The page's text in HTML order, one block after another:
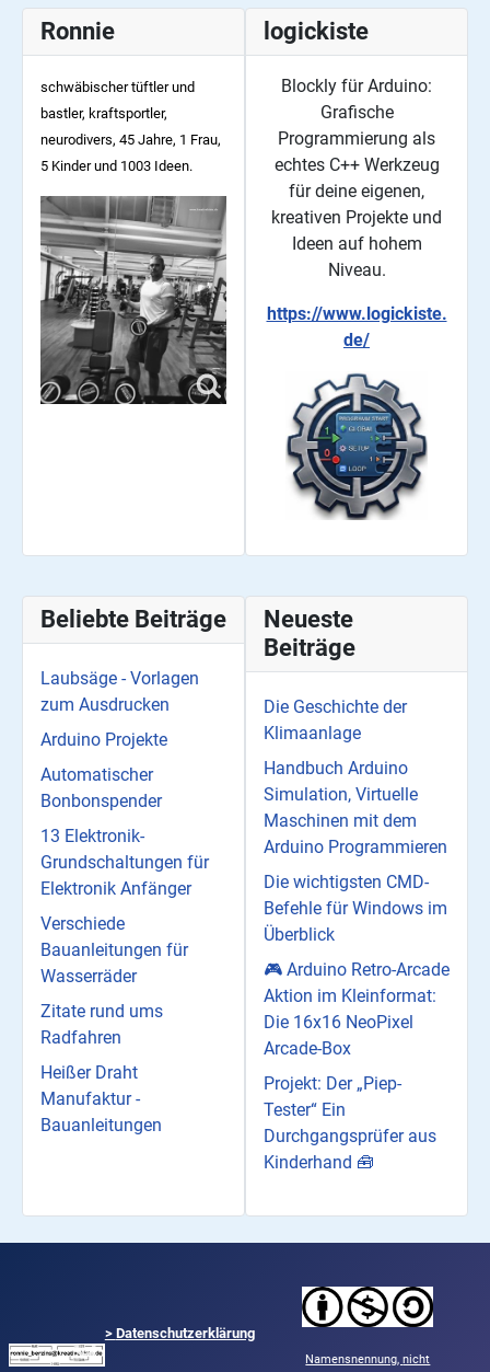
Ronnie
schwäbischer tüftler und
bastler, kraftsportler,
neurodivers, 45 Jahre, 1 Frau,
5 Kinder und 1003 Ideen.
logickiste
Blockly für Arduino:
Grafische
Programmierung als
echtes C++ Werkzeug
für deine eigenen,
kreativen Projekte und
Ideen auf hohem
Niveau.
https://www.logickiste.
de/
Beliebte Beiträge
Laubsäge - Vorlagen
zum Ausdrucken
Arduino Projekte
Automatischer
Bonbonspender
13 Elektronik-
Grundschaltungen für
Elektronik Anfänger
Verschiede
Bauanleitungen für
Wasserräder
Zitate rund ums
Radfahren
Heißer Draht
Manufaktur -
Bauanleitungen
Neueste
Beiträge
Die Geschichte der
Klimaanlage
Handbuch Arduino
Simulation, Virtuelle
Maschinen mit dem
Arduino Programmieren
Die wichtigsten CMD-
Befehle für Windows im
Überblick
🎮 Arduino Retro-Arcade
Aktion im Kleinformat:
Die 16x16 NeoPixel
Arcade-Box
Projekt: Der „Piep-
Tester“ Ein
Durchgangsprüfer aus
Kinderhand 🧰
> Datenschutzerklärung
Namensnennung,nicht